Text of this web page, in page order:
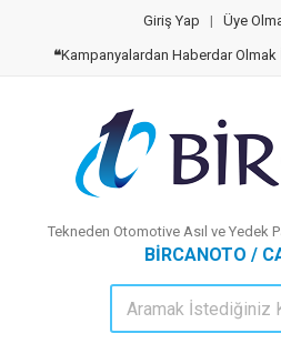
Giriş Yap | Üye
❝Kampanyalardan Haberdar Olmak
Tekneden Otomotive Asıl ve Yedek
BİRCANOTO /